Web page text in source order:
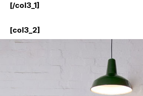
[/col3_1]
[col3_2]